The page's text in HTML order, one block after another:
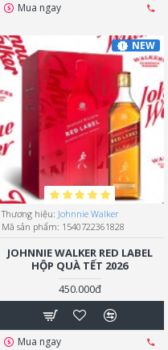
Mua ngay
NEW
Thương hiệu: Johnnie Walker
Mã sản phẩm: 1540722361828
JOHNNIE WALKER RED LABEL
HỘP QUÀ TẾT 2026
450.000đ
Mua ngay